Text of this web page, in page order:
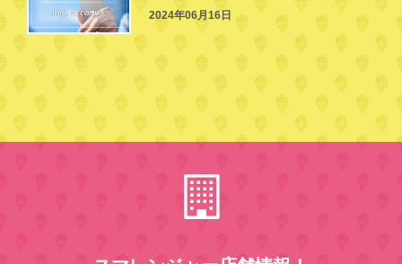
2024年06月16日